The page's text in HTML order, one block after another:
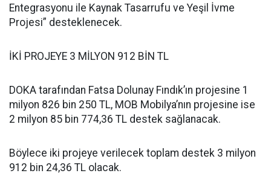
Entegrasyonu ile Kaynak Tasarrufu ve Yeşil İvme
Projesi” desteklenecek.
İKİ PROJEYE 3 MİLYON 912 BİN TL
DOKA tarafından Fatsa Dolunay Fındık’ın projesine 1
milyon 826 bin 250 TL, MOB Mobilya’nın projesine ise
2 milyon 85 bin 774,36 TL destek sağlanacak.
Böylece iki projeye verilecek toplam destek 3 milyon
912 bin 24,36 TL olacak.